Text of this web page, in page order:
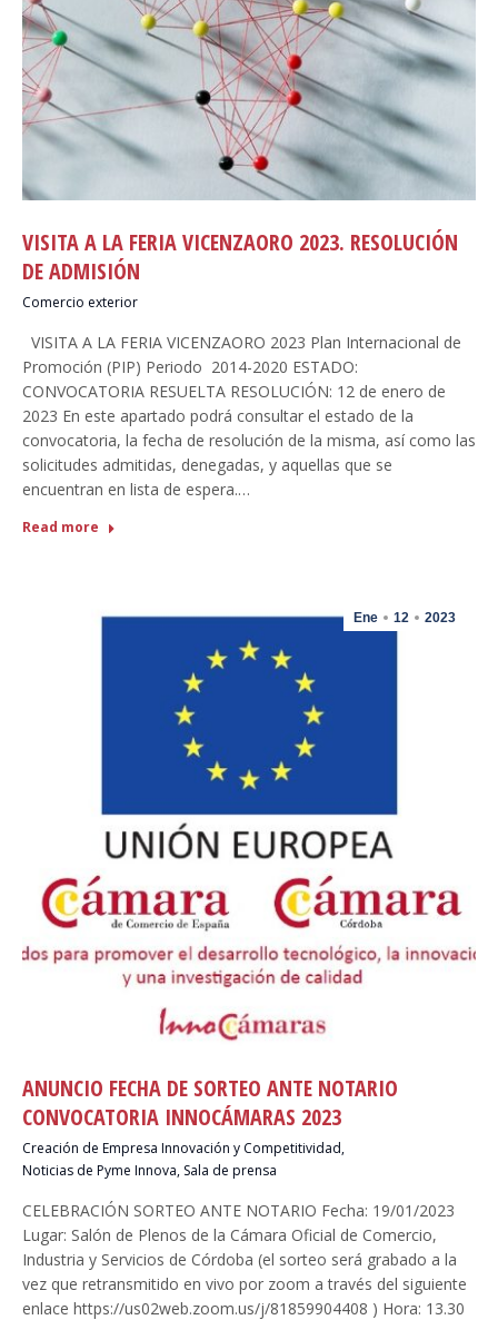
VISITA A LA FERIA VICENZAORO 2023. RESOLUCIÓN
DE ADMISIÓN
Comercio exterior
VISITA A LA FERIA VICENZAORO 2023 Plan Internacional de
Promoción (PIP) Periodo 2014-2020 ESTADO:
CONVOCATORIA RESUELTA RESOLUCIÓN: 12 de enero de
2023 En este apartado podrá consultar el estado de la
convocatoria, la fecha de resolución de la misma, así como las
solicitudes admitidas, denegadas, y aquellas que se
encuentran en lista de espera.…
Read more
Ene 12 2023
ANUNCIO FECHA DE SORTEO ANTE NOTARIO
CONVOCATORIA INNOCÁMARAS 2023
Creación de Empresa Innovación y Competitividad,
Noticias de Pyme Innova, Sala de prensa
CELEBRACIÓN SORTEO ANTE NOTARIO Fecha: 19/01/2023
Lugar: Salón de Plenos de la Cámara Oficial de Comercio,
Industria y Servicios de Córdoba (el sorteo será grabado a la
vez que retransmitido en vivo por zoom a través del siguiente
enlace https://us02web.zoom.us/j/81859904408 ) Hora: 13.30